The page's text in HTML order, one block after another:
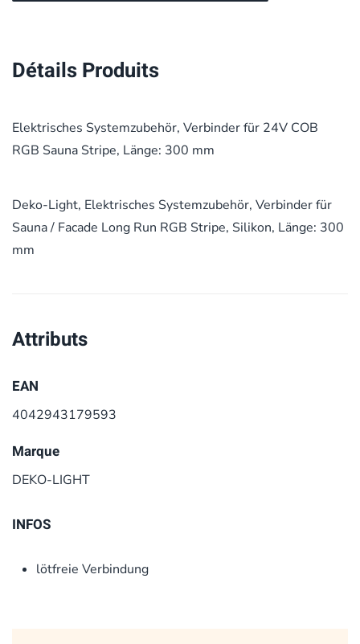
Détails Produits
Elektrisches Systemzubehör, Verbinder für 24V COB
RGB Sauna Stripe, Länge: 300 mm
Deko-Light, Elektrisches Systemzubehör, Verbinder für
Sauna / Facade Long Run RGB Stripe, Silikon, Länge: 300
mm
Attributs
EAN
4042943179593
Marque
DEKO-LIGHT
INFOS
lötfreie Verbindung